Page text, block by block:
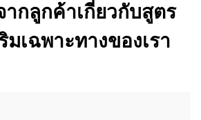
ากลูกค้าเกี่ยวกับสูตร
มเฉพาะทางของเรา